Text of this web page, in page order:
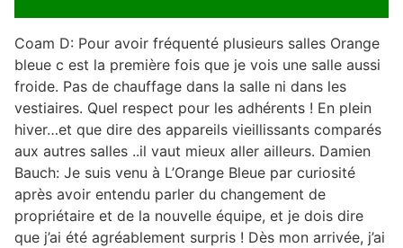
Coam D: Pour avoir fréquenté plusieurs salles Orange
bleue c est la première fois que je vois une salle aussi
froide. Pas de chauffage dans la salle ni dans les
vestiaires. Quel respect pour les adhérents ! En plein
hiver…et que dire des appareils vieillissants comparés
aux autres salles ..il vaut mieux aller ailleurs. Damien
Bauch: Je suis venu à L’Orange Bleue par curiosité
après avoir entendu parler du changement de
propriétaire et de la nouvelle équipe, et je dois dire
que j’ai été agréablement surpris ! Dès mon arrivée, j’ai